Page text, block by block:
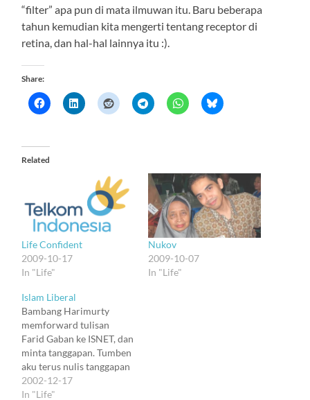
“filter” apa pun di mata ilmuwan itu. Baru beberapa
tahun kemudian kita mengerti tentang receptor di
retina, dan hal-hal lainnya itu :).
Share:
Related
Life Confident
2009-10-17
In "Life"
Nukov
2009-10-07
In "Life"
Islam Liberal
Bambang Harimurty
memforward tulisan
Farid Gaban ke ISNET, dan
minta tanggapan. Tumben
aku terus nulis tanggapan
lagi. Bagian awalnya
nggak beda sama yang
2002-12-17
In "Life"